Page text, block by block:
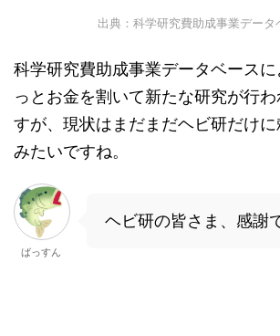
出典：科学研究費助成事業データ
科学研究費助成事業データベース
っとお金を割いて新たな研究が行
すが、現状はまだまだヘビ研だけ
みたいですね。
ばっすん
ヘビ研の皆さま、感謝